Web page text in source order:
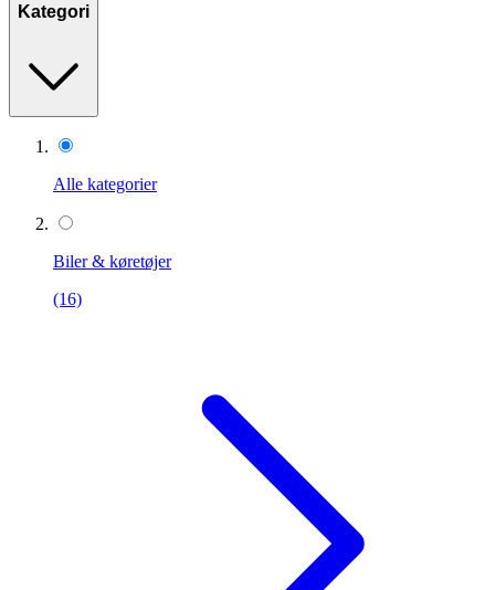
Kategori
Alle kategorier
Biler & køretøjer
(16)